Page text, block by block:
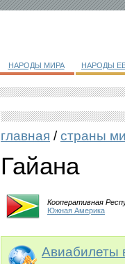
НАРОДЫ МИРА НАРОДЫ
главная /страны
Гайана
Кооперативная
Южная Америка
Авиабилеты